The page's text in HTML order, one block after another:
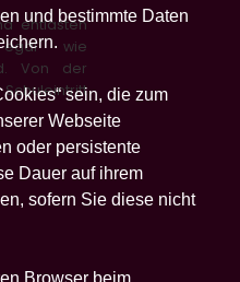
und bestimmte Daten
sein, die zum
Webseite
oder persistente
Dauer auf ihrem
sofern Sie diese nicht
Browser beim
entlasten
wie
Von der